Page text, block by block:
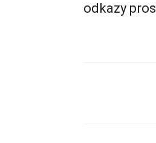
odkazy